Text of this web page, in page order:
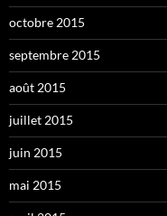
octobre 2015
septembre 2015
août 2015
juillet 2015
juin 2015
mai 2015